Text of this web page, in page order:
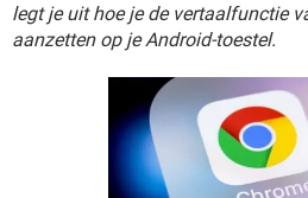
GRATIS
TIKTOK
NETFLIX
legt je uit hoe je de vertaalfunctie
aanzetten op je Android-toestel.